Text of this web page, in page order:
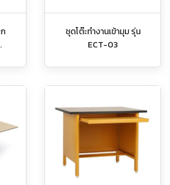
ชุดโต๊ะทำงานเข้ามุม รุ่น
ECT-03